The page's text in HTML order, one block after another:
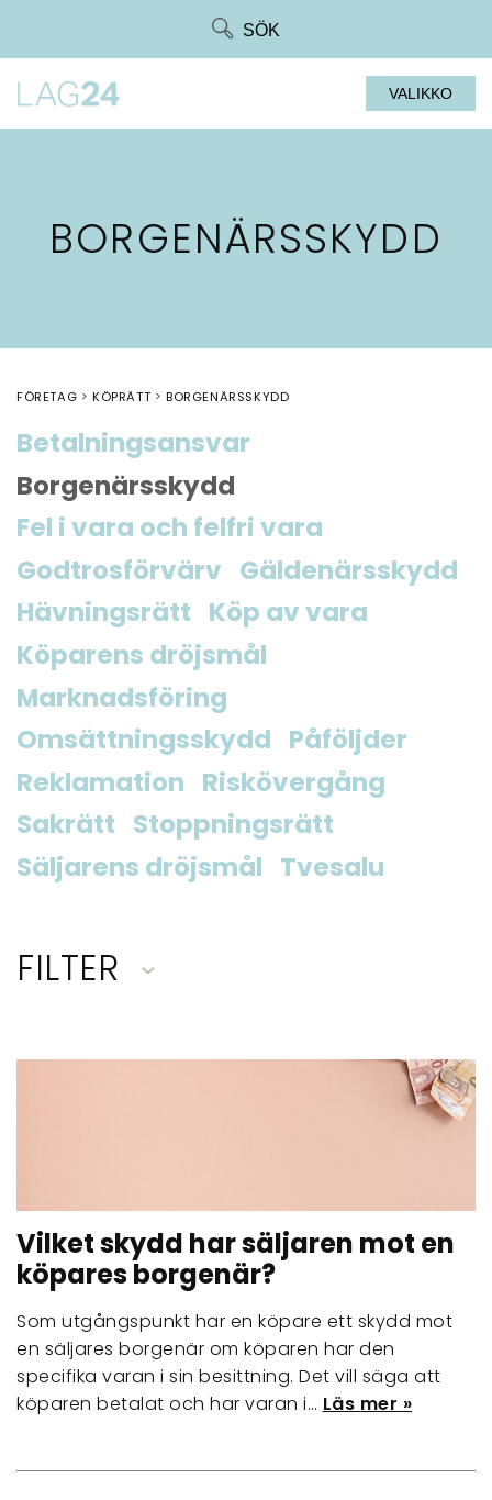
SÖK
VALIKKO
BORGENÄRSSKYDD
FÖRETAG KÖPRÄTT BORGENÄRSSKYDD
Betalningsansvar
Borgenärsskydd
Fel i vara och felfri vara
Godtrosförvärv Gäldenärsskydd
Hävningsrätt Köp av vara
Köparens dröjsmål
Marknadsföring
Omsättningsskydd Påföljder
Reklamation Riskövergång
Sakrätt Stoppningsrätt
Säljarens dröjsmål Tvesalu
FILTER
Vilket skydd har säljaren mot en
köpares borgenär?
Som utgångspunkt har en köpare ett skydd mot
en säljares borgenär om köparen har den
specifika varan i sin besittning. Det vill säga att
köparen betalat och har varan i… Läs mer »